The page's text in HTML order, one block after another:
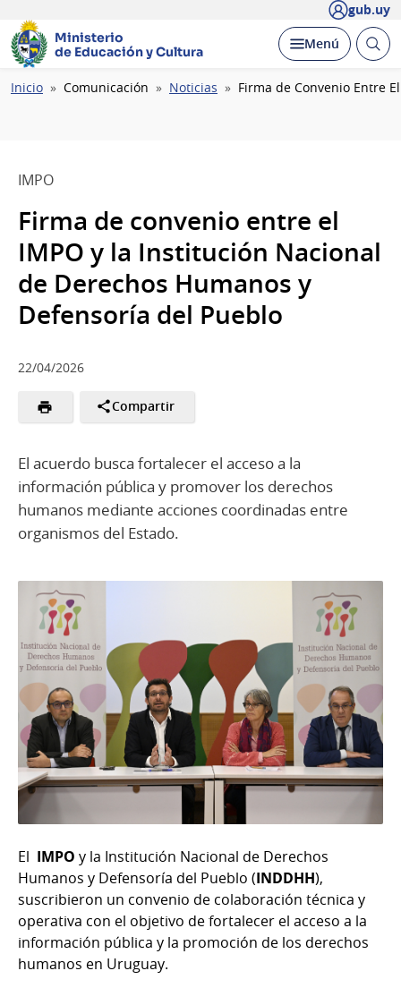
gub.uy
Ministerio
de Educación y Cultura
Desplegar
Menú Abrir
Ruta
Inicio Comunicación Noticias Firma de Convenio Entre
IMPO
Firma de convenio entre el
IMPO y la Institución Nacional
de Derechos Humanos y
Defensoría del Pueblo
22/04/2026
Compartir
El acuerdo busca fortalecer el acceso a la
información pública y promover los derechos
humanos mediante acciones coordinadas entre
organismos del Estado.
El IMPO y la Institución Nacional de Derechos
Humanos y Defensoría del Pueblo (INDDHH),
suscribieron un convenio de colaboración técnica y
operativa con el objetivo de fortalecer el acceso a la
información pública y la promoción de los derechos
humanos en Uruguay.